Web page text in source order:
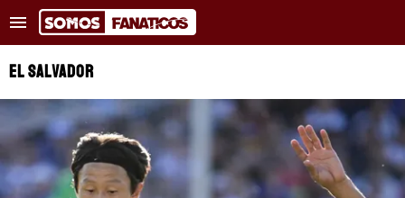
Tendências : Alerta no Barcelona
NOTÍCIAS RECENTES
COPA DO MUNDO
TRANSFERÊNCIAS
EL SALVADOR